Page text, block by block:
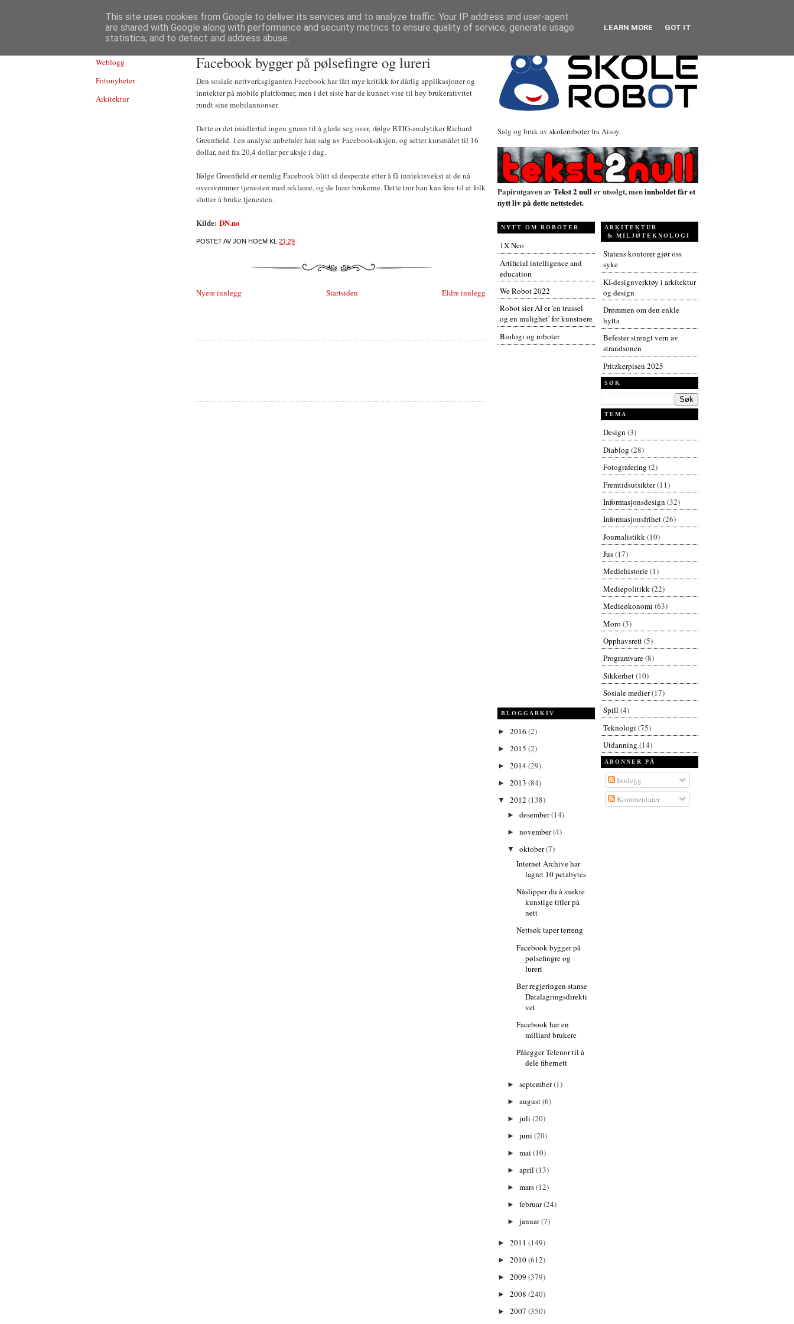
TEKNOLOGINYHETER
Weblogg
Fotonyheter
Arkitektur
Facebook bygger på pølsefingre og lureri
Den sosiale nettverksgiganten Facebook har fått mye kritikk for dårlig applikasjoner og
inntekter på mobile plattformer, men i det siste har de kunnet vise til høy brukerativitet
rundt sine mobilannonser.
Dette er det imidlertid ingen grunn til å glede seg over, ifølge BTIG-analytiker Richard
Greenfield. I en analyse anbefaler han salg av Facebook-aksjen, og setter kursmålet til 16
dollar, ned fra 20,4 dollar per aksje i dag.
Ifølge Greenfield er nemlig Facebook blitt så desperate etter å få inntektsvekst at de nå
oversvømmer tjenesten med reklame, og de lurer brukerne. Dette tror han kan føre til at folk
slutter å bruke tjenesten.
Kilde: DN.no
POSTET AVJON HOEM KL 21:29
Nyere innlegg Eldre innlegg
Startsiden
Salg og bruk av skoleroboterfra Aisoy.
Papirutgaven av Tekst 2 null er utsolgt, meninnholdet får et
nytt liv på dette nettstedet.
NYTT OM ROBOTER
1X Neo
Artificial intelligence and
education
We Robot 2022
Robot sier AI er 'en trussel
og en mulighet' for kunstnere
Biologi og roboter
BLOGGARKIV
► 2016 (2)
► 2015 (2)
► 2014(29)
► 2013 (84)
▼ 2012 (138)
► desember(14)
► november(4)
▼ oktober(7)
Internet Archive har
lagret 10 petabytes
Nåslipper du å snekre
kunstige titler på
nett
Nettsøk taper terreng
Facebook bygger på
pølsefingre og
lureri
Ber regjeringen stanse
Datalagringsdirekti
vet
Facebook har en
milliard brukere
Pålegger Telenor til å
dele fibernett
► september(1)
► august(6)
► juli (20)
► juni (20)
► mai (10)
► april (13)
► mars(12)
► februar(24)
► januar(7)
► 2011 (149)
► 2010(612)
► 2009 (379)
► 2008 (240)
► 2007 (350)
ARKITEKTUR
& MILJØTEKNOLOGI
Statens kontorer gjør oss
syke
KI-designverktøy i arkitektur
og design
Drømmen om den enkle
hytta
Befester strengt vern av
strandsonen
Pritzkerpisen 2025
SØK
TEMA
Design (3)
Diablog (28)
Fotografering (2)
Fremtidsutsikter(11)
Informasjonsdesign (32)
Informasjonsfrihet(26)
Journalistikk(10)
Jus(17)
Mediehistorie(1)
Mediepolitikk(22)
Medieøkonomi (63)
Moro (3)
Opphavsrett(5)
Programvare(8)
Sikkerhet(10)
Sosiale medier(17)
Spill (4)
Teknologi (75)
Utdanning (14)
ABONNER PÅ
Innlegg
Kommentarer
This site uses cookies from Google to deliver its services and to analyze traffic. Your IP address and user-agent
are shared with Google along with performance and security metrics to ensure quality of service, generate usage
statistics, and to detect and address abuse.
LEARN MORE GOT IT